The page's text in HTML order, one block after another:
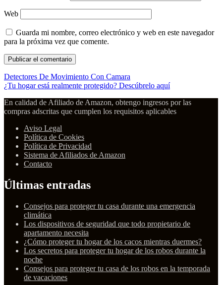
Web
Guarda mi nombre, correo electrónico y web en este navegador
para la próxima vez que comente.
Detectores De Movimiento Con Camara
¿Tu hogar está realmente protegido? Descúbrelo aquí
En calidad de Afiliado de Amazon, obtengo ingresos por las
compras adscritas que cumplen los requisitos aplicables
Aviso Legal
Política de Cookies
Política de Privacidad
Sistema de Afiliados de Amazon
Contacto
Últimas entradas
Consejos para proteger tu casa durante una emergencia
climática
Los dispositivos de seguridad que todo propietario de
apartamento necesita
¿Cómo proteger tu hogar de los cacos mientras duermes?
Los secretos para proteger tu hogar de los robos durante la
noche
Consejos para proteger tu casa de los robos en la temporada
de vacaciones